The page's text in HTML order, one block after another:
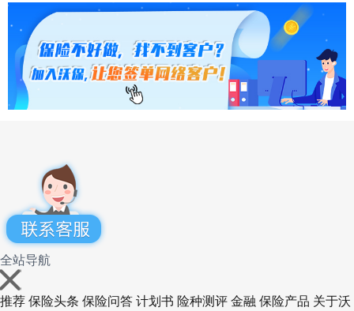
险商城”-“健康险”，即可找到粉红卫士5.0的投保
入口，支持微信一键支付。
4.正规第三方保险平台：沃保网等银保监会备案
的第三方保险服务平台也提供该产品的在线投保
产品，选择最适合自己的方案。
在线咨询服务
问，或需要个性化的投保建议，可以在上述任意
平台点击“立即咨询”按钮，留下联系方式，专业
的保险顾问会在1个工作日内联系您，提供一对
全站导航
推荐 保险头条 保险问答 计划书 险种测评 金融 保险产品 关于沃